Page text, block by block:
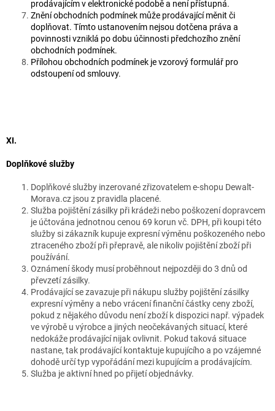
prodávajícím v elektronické podobě a není přístupná.
Znění obchodních podmínek může prodávající měnit či
doplňovat. Tímto ustanovením nejsou dotčena práva a
povinnosti vzniklá po dobu účinnosti předchozího znění
obchodních podmínek.
Přílohou obchodních podmínek je vzorový formulář pro
odstoupení od smlouvy.
XI.
Doplňkové služby
Doplňkové služby inzerované zřizovatelem e-shopu Dewalt-
Morava.cz jsou z pravidla placené.
Služba pojištění zásilky při krádeži nebo poškození dopravcem
je účtována jednotnou cenou 69 korun vč. DPH, při koupi této
služby si zákazník kupuje expresní výměnu poškozeného nebo
ztraceného zboží při přepravě, ale nikoliv pojištění zboží při
používání.
Oznámení škody musí proběhnout nejpozději do 3 dnů od
převzetí zásilky.
Prodávající se zavazuje při nákupu služby pojištění zásilky
expresní výměny a nebo vrácení finanční částky ceny zboží,
pokud z nějakého důvodu není zboží k dispozici např. výpadek
ve výrobě u výrobce a jiných neočekávaných situací, které
nedokáže prodávající nijak ovlivnit. Pokud taková situace
nastane, tak prodávající kontaktuje kupujícího a po vzájemné
dohodě určí typ vypořádání mezi kupujícím a prodávajícím.
Služba je aktivní hned po přijetí objednávky.